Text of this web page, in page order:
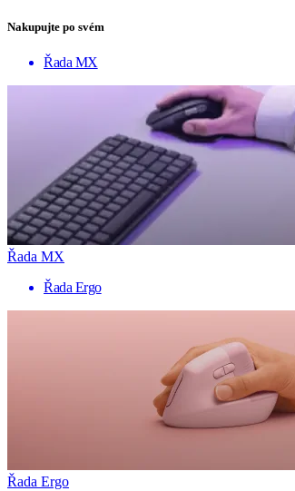
Nakupujte po svém
Řada MX
Řada MX
Řada Ergo
Řada Ergo